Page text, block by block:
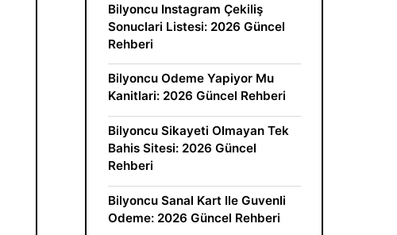
Bilyoncu Instagram Çekiliş
Sonuclari Listesi: 2026 Güncel
Rehberi
Bilyoncu Odeme Yapiyor Mu
Kanitlari: 2026 Güncel Rehberi
Bilyoncu Sikayeti Olmayan Tek
Bahis Sitesi: 2026 Güncel
Rehberi
Bilyoncu Sanal Kart Ile Guvenli
Odeme: 2026 Güncel Rehberi